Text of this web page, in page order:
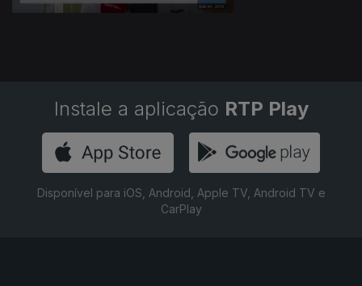
Instale a aplicação RTP Play
Disponível para iOS, Android, Apple TV, Android TV e
CarPlay